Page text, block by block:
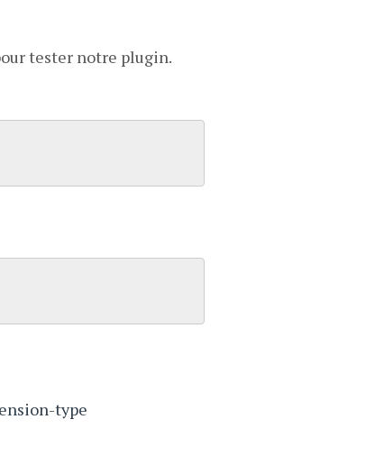
tester notre plugin.
type